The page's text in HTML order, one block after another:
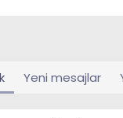
Yeni mesajlar